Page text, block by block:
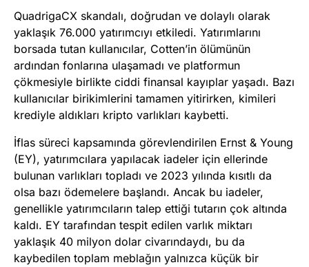
QuadrigaCX skandalı, doğrudan ve dolaylı olarak
yaklaşık 76.000 yatırımcıyı etkiledi. Yatırımlarını
borsada tutan kullanıcılar, Cotten’in ölümünün
ardından fonlarına ulaşamadı ve platformun
çökmesiyle birlikte ciddi finansal kayıplar yaşadı. Bazı
kullanıcılar birikimlerini tamamen yitirirken, kimileri
krediyle aldıkları kripto varlıkları kaybetti.
İflas süreci kapsamında görevlendirilen Ernst & Young
(EY), yatırımcılara yapılacak iadeler için ellerinde
bulunan varlıkları topladı ve 2023 yılında kısıtlı da
olsa bazı ödemelere başlandı. Ancak bu iadeler,
genellikle yatırımcıların talep ettiği tutarın çok altında
kaldı. EY tarafından tespit edilen varlık miktarı
yaklaşık 40 milyon dolar civarındaydı, bu da
kaybedilen toplam meblağın yalnızca küçük bir